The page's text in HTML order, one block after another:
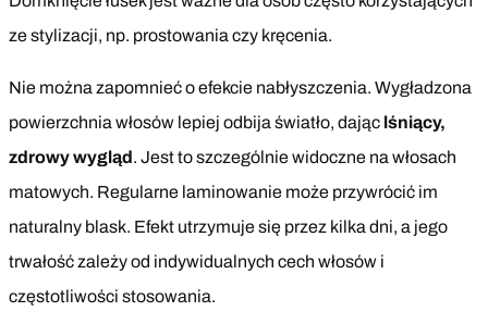
ze stylizacji, np. prostowania czy kręcenia.
Nie można zapomnieć o efekcie nabłyszczenia. Wygładzona
powierzchnia włosów lepiej odbija światło, dając lśniący,
zdrowy wygląd. Jest to szczególnie widoczne na włosach
matowych. Regularne laminowanie może przywrócić im
naturalny blask. Efekt utrzymuje się przez kilka dni, a jego
trwałość zależy od indywidualnych cech włosów i
częstotliwości stosowania.